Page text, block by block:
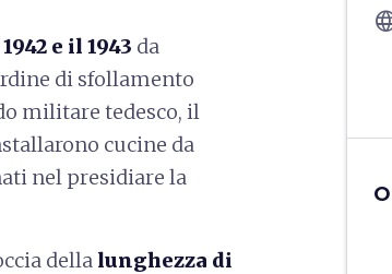
e il 1943 da
di sfollamento
militare tedesco, il
cucine da
nel presidiare la
dellalunghezza di